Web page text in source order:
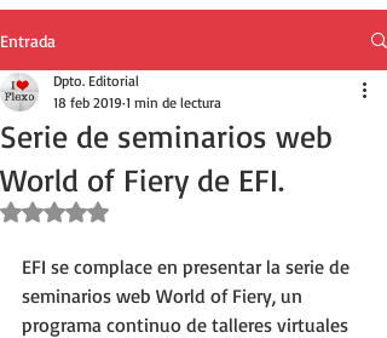
Entrada
Serie de seminarios web
World of Fiery de EFI.
Dpto. Editorial
18 feb 2019 1 min de lectura
Obtuvo NaN de 5 estrellas.
EFI se complace en presentar la serie de
seminarios web World of Fiery, un
programa continuo de talleres virtuales